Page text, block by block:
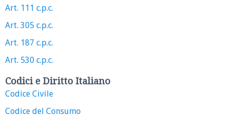
Art. 111 c.p.c.
Art. 305 c.p.c.
Art. 187 c.p.c.
Art. 530 c.p.c.
Codici e Diritto Italiano
Codice Civile
Codice del Consumo